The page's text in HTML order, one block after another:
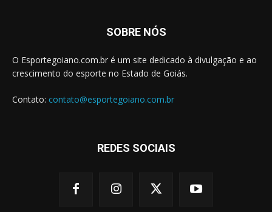
SOBRE NÓS
O Esportegoiano.com.br é um site dedicado à divulgação e ao
crescimento do esporte no Estado de Goiás.
Contato: contato@esportegoiano.com.br
REDES SOCIAIS